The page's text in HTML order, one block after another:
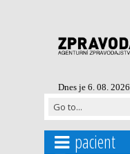
Dnes je 6. 08. 2026
pacient